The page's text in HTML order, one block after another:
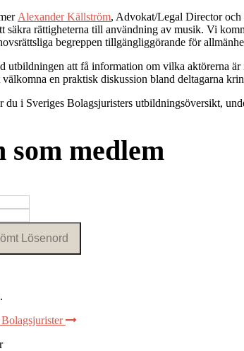
Alexander Källström, Advokat/Legal Director och
säkra rättigheterna till användning av musik. Vi
begreppen tillgängliggörande för
utbildningen att få information om vilka aktörerna
en praktisk diskussion bland deltagarna
du i Sveriges Bolagsjuristers utbildningsöversikt,
som medlem
.